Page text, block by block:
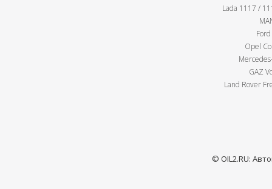
Lada 1117 /
Opel
GAZ
Land Rover
© OIL2.RU: